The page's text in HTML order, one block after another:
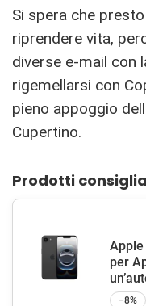
Si spera che
riprendere vita,
diverse e-mail con
rigemellarsi con
pieno appoggio
Cupertino.
Prodotti
Apple
per
−8%